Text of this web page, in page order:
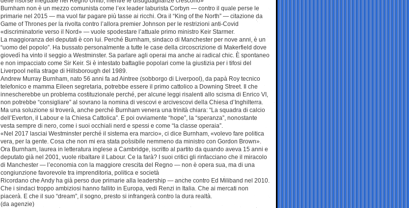
Burnham non è un mezzo comunista come l’ex leader laburista Corbyn — contro il quale perse le
primarie nel 2015 — ma vuol far pagare più tasse ai ricchi. Ora il “King of the North” — citazione da
Game of Thrones per la rivolta contro l’allora premier Johnson per le restrizioni anti-Covid
«discriminatorie verso il Nord» — vuole spodestare l’attuale primo ministro Keir Starmer.
La maggioranza dei deputati è con lui. Perché Burnham, sindaco di Manchester per nove anni, è un
“uomo del popolo”. Ha bussato personalmente a tutte le case della circoscrizione di Makerfield dove
giovedì ha vinto il seggio a Westminster. Sa parlare agli operai ma anche ai radical chic. È spontaneo
e non impacciato come Sir Keir. Si è intestato battaglie popolari come la giustizia per i tifosi del
Liverpool nella strage di Hillsborough del 1989.
Andrew Murray Burnham, nato 56 anni fa ad Aintree (sobborgo di Liverpool), da papà Roy tecnico
telefonico e mamma Eileen segretaria, potrebbe essere il primo cattolico a Downing Street. Il che
innescherebbe un problema costituzionale perché, per alcune leggi risalenti allo scisma di Enrico VI,
non potrebbe “consigliare” al sovrano la nomina di vescovi e arcivescovi della Chiesa d’Inghilterra.
Ma una soluzione si troverà, anche perché Burnham venera una trinità chiara: “La squadra di calcio
dell’Everton, il Labour e la Chiesa Cattolica”. E poi ovviamente “hope”, la “speranza”, nonostante
vesta sempre di nero, come i suoi occhiali nerd e spessi e come “la classe operaia”.
«Nel 2017 lasciai Westminster perché il sistema era marcio», ci dice Burnham, «volevo fare politica
vera, per la gente. Cosa che non mi era stata possibile nemmeno da ministro con Gordon Brown».
Ora Burnham, laurea in letteratura inglese a Cambridge, iscritto al partito da quando aveva 15 anni e
deputato già nel 2001, vuole ribaltare il Labour. Ce la farà? I suoi critici gli rinfacciano che il miracolo
di Manchester — l’economia con la maggiore crescita del Regno — non è opera sua, ma di una
congiunzione favorevole tra imprenditoria, politica e società
Ricordano che Andy ha già perso due primarie alla leadership — anche contro Ed Miliband nel 2010.
Che i sindaci troppo ambiziosi hanno fallito in Europa, vedi Renzi in Italia. Che ai mercati non
piacerà. E che il suo “dream”, il sogno, presto si infrangerà contro la dura realtà.
(da agenzie)